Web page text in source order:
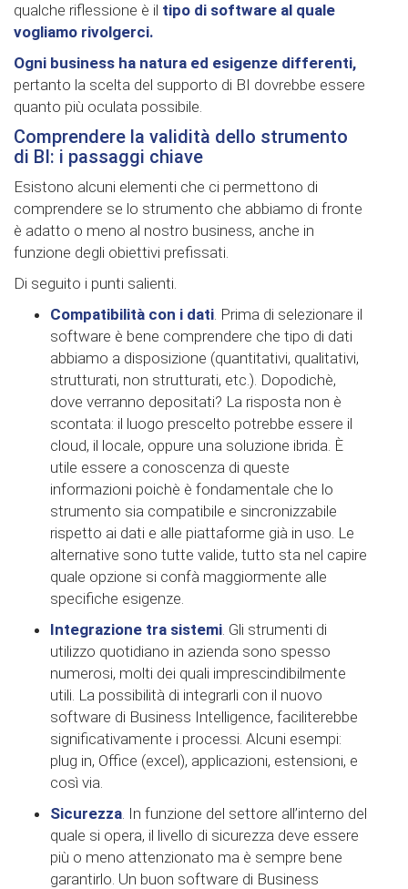
qualche riflessione è il tipo di software al quale
vogliamo rivolgerci.
Ogni business ha natura ed esigenze differenti,
pertanto la scelta del supporto di BI dovrebbe essere
quanto più oculata possibile.
Comprendere la validità dello strumento
di BI: i passaggi chiave
Esistono alcuni elementi che ci permettono di
comprendere se lo strumento che abbiamo di fronte
è adatto o meno al nostro business, anche in
funzione degli obiettivi prefissati.
Di seguito i punti salienti.
Compatibilità con i dati. Prima di selezionare il
software è bene comprendere che tipo di dati
abbiamo a disposizione (quantitativi, qualitativi,
strutturati, non strutturati, etc.). Dopodichè,
dove verranno depositati? La risposta non è
scontata: il luogo prescelto potrebbe essere il
cloud, il locale, oppure una soluzione ibrida. È
utile essere a conoscenza di queste
informazioni poichè è fondamentale che lo
strumento sia compatibile e sincronizzabile
rispetto ai dati e alle piattaforme già in uso. Le
alternative sono tutte valide, tutto sta nel capire
quale opzione si confà maggiormente alle
specifiche esigenze.
Integrazione tra sistemi. Gli strumenti di
utilizzo quotidiano in azienda sono spesso
numerosi, molti dei quali imprescindibilmente
utili. La possibilità di integrarli con il nuovo
software di Business Intelligence, faciliterebbe
significativamente i processi. Alcuni esempi:
plug in, Office (excel), applicazioni, estensioni, e
così via.
Sicurezza. In funzione del settore all’interno del
quale si opera, il livello di sicurezza deve essere
più o meno attenzionato ma è sempre bene
garantirlo. Un buon software di Business